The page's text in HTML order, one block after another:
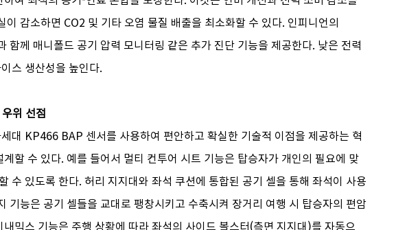
이 감소하면 CO2 및 기타 오염 물질 배출을 최소화할 수 있다. 인피니언의
함께 매니폴드 공기 압력 모니터링 같은 추가 진단 기능을 제공한다. 낮은 전력
스 생산성을 높인다.
위 선점
대 KP466 BAP 센서를 사용하여 편안하고 확실한 기술적 이점을 제공하는 혁
할 수 있다. 예를 들어서 멀티 컨투어 시트 기능은 탑승자가 개인의 필요에 맞
수 있도록 한다. 허리 지지대와 좌석 쿠션에 통합된 공기 셀을 통해 좌석이 사용
기능은 공기 셀들을 교대로 팽창시키고 수축시켜 장거리 여행 시 탑승자의 편암
믹스 기능은 주행 상황에 따라 좌석의 사이드 볼스터(측면 지지대)를 자동으